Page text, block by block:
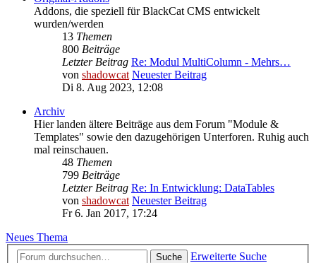
Addons, die speziell für BlackCat CMS entwickelt
wurden/werden
13 Themen
800 Beiträge
Letzter Beitrag Re: Modul MultiColumn - Mehrs…
von shadowcat Neuester Beitrag
Di 8. Aug 2023, 12:08
Archiv
Hier landen ältere Beiträge aus dem Forum "Module &
Templates" sowie den dazugehörigen Unterforen. Ruhig auch
mal reinschauen.
48 Themen
799 Beiträge
Letzter Beitrag Re: In Entwicklung: DataTables
von shadowcat Neuester Beitrag
Fr 6. Jan 2017, 17:24
Neues Thema
Suche
Erweiterte Suche